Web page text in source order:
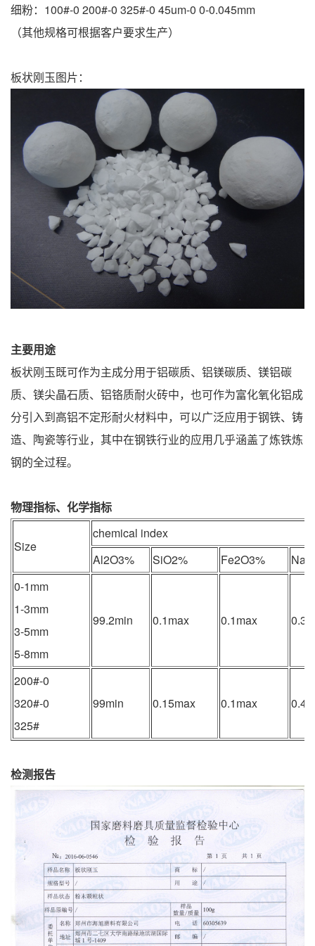
细粉：100#-0 200#-0 325#-0 45um-0 0-0.045mm
（其他规格可根据客户要求生产）
板状刚玉图片：
主要用途
板状刚玉既可作为主成分用于铝碳质、铝镁碳质、镁铝碳
质、镁尖晶石质、铝铬质耐火砖中，也可作为富化氧化铝成
分引入到高铝不定形耐火材料中，可以广泛应用于钢铁、铸
造、陶瓷等行业，其中在钢铁行业的应用几乎涵盖了炼铁炼
钢的全过程。
物理指标、化学指标
Size
chemical index
Al2O3%
SiO2% Fe2O3%
0-1mm
1-3mm
3-5mm
5-8mm
99.2min 0.1max 0.1max
200#-0
320#-0
325#
99min 0.15max 0.1max
检测报告